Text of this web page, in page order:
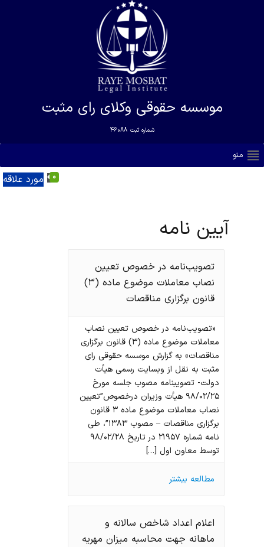
موسسه حقوقی وکلای رای مثبت
شماره ثبت 46088
منو
مورد علاقه 0
آیین نامه
تصویب‌نامه در خصوص تعیین
نصاب معاملات موضوع ماده (۳)
قانون برگزاری مناقصات
«تصویب‌نامه در خصوص تعیین نصاب
معاملات موضوع ماده (۳) قانون برگزاری
مناقصات» به گزارش موسسه حقوقی رای
مثبت به نقل از وبسایت رسمی هیأت
دولت- تصويبنامه مصوب جلسه مورخ
۹۸/۰۲/۲۵ هيأت وزیران درخصوص”تعیین
نصاب معاملات موضوع ماده ۳ قانون
برگزاری مناقصات – مصوب ۱۳۸۳”، طي
نامه شماره ۲۱۹۵۷ در تاریخ ۹۸/۰۲/۲۸
توسط معاون اول […]
مطالعه بیشتر
اعلام اعداد شاخص سالانه و
ماهانه جهت محاسبه میزان مهریه